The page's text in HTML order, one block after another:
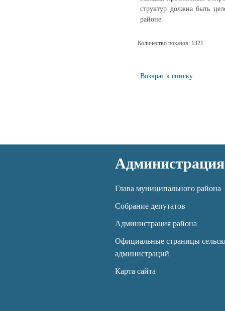
структур должна быть
районе.
Количество показов: 1321
Возврат к списку
Администрация
Глава муниципального района
Собрание депутатов
Администрация района
Официальные страницы
администраций
Карта сайта